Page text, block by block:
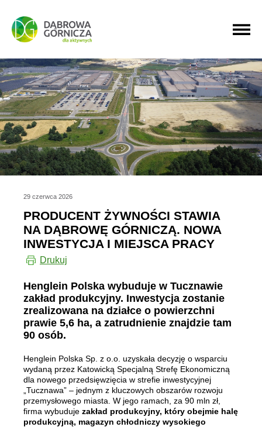
PRZEJDŹ DO MENU GŁÓWNEGO
PRZEJDŹ DO WYSZUKIWARKI
PRZEJDŹ DO TREŚCI
29 czerwca 2026
PRODUCENT ŻYWNOŚCI STAWIA
NA DĄBROWĘ GÓRNICZĄ. NOWA
INWESTYCJA I MIEJSCA PRACY
Drukuj
Henglein Polska wybuduje w Tucznawie
zakład produkcyjny. Inwestycja zostanie
zrealizowana na działce o powierzchni
prawie 5,6 ha, a zatrudnienie znajdzie tam
90 osób.
Henglein Polska Sp. z o.o. uzyskała decyzję o wsparciu
wydaną przez Katowicką Specjalną Strefę Ekonomiczną
dla nowego przedsięwzięcia w strefie inwestycyjnej
„Tucznawa” – jednym z kluczowych obszarów rozwoju
przemysłowego miasta. W jego ramach, za 90 mln zł,
firma wybuduje zakład produkcyjny, który obejmie halę
produkcyjną, magazyn chłodniczy wysokiego